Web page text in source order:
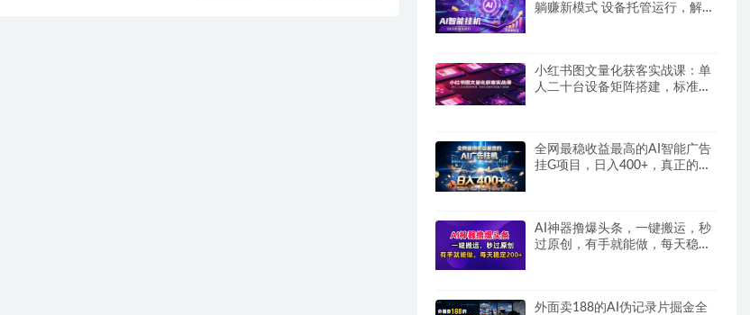
躺赚新模式 设备托管运行，解放
小红书图文量化获客实战课：单
人二十台设备矩阵搭建，标准化
全网最稳收益最高的AI智能广告
挂G项目，日入400+，真正的躺
AI神器撸爆头条，一键搬运，秒
过原创，有手就能做，每天稳定
外面卖188的AI伪记录片掘金全